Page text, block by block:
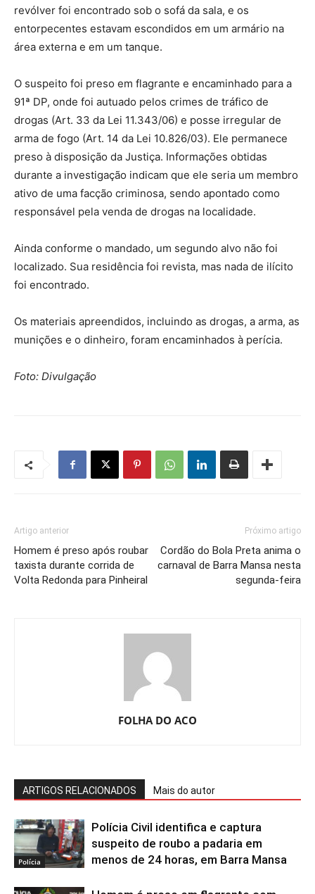
revólver foi encontrado sob o sofá da sala, e os
entorpecentes estavam escondidos em um armário na
área externa e em um tanque.
O suspeito foi preso em flagrante e encaminhado para a
91ª DP, onde foi autuado pelos crimes de tráfico de
drogas (Art. 33 da Lei 11.343/06) e posse irregular de
arma de fogo (Art. 14 da Lei 10.826/03). Ele permanece
preso à disposição da Justiça. Informações obtidas
durante a investigação indicam que ele seria um membro
ativo de uma facção criminosa, sendo apontado como
responsável pela venda de drogas na localidade.
Ainda conforme o mandado, um segundo alvo não foi
localizado. Sua residência foi revista, mas nada de ilícito
foi encontrado.
Os materiais apreendidos, incluindo as drogas, a arma, as
munições e o dinheiro, foram encaminhados à perícia.
Foto: Divulgação
Artigo anterior
Homem é preso após roubar
taxista durante corrida de
Volta Redonda para Pinheiral
Próximo artigo
Cordão do Bola Preta anima o
carnaval de Barra Mansa nesta
segunda-feira
FOLHA DO ACO
ARTIGOS RELACIONADOS Mais do autor
Polícia
Polícia Civil identifica e captura
suspeito de roubo a padaria em
menos de 24 horas, em Barra Mansa